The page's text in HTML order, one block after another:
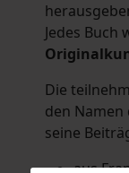
Jedes Buch
Die
den
seine
aus